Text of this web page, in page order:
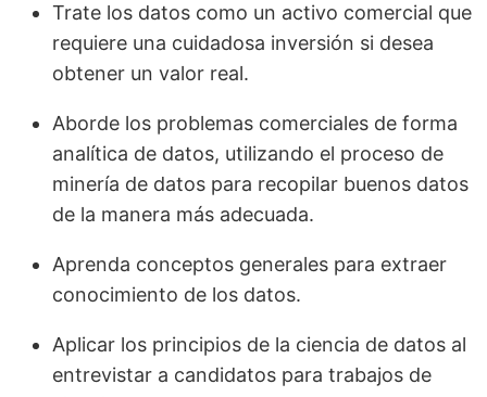
Trate los datos como un activo comercial que
requiere una cuidadosa inversión si desea
obtener un valor real.
Aborde los problemas comerciales de forma
analítica de datos, utilizando el proceso de
minería de datos para recopilar buenos datos
de la manera más adecuada.
Aprenda conceptos generales para extraer
conocimiento de los datos.
Aplicar los principios de la ciencia de datos al
entrevistar a candidatos para trabajos de